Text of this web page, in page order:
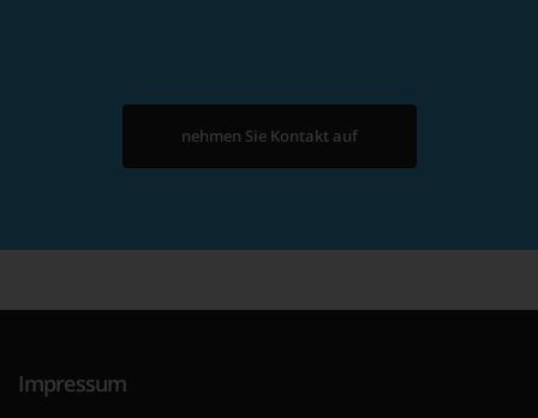
nehmen Sie Kontakt auf
Impressum